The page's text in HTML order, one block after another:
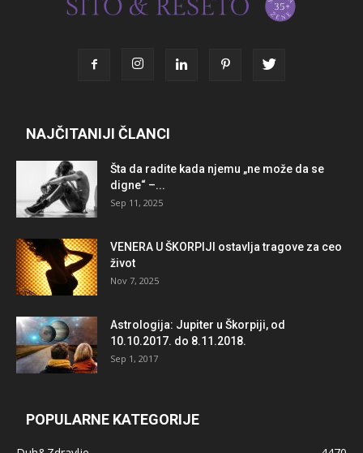
NAJČITANIJI ČLANCI
Šta da radite kada njemu „ne može da se
digne“ –...
Sep 11, 2025
VENERA U ŠKORPIJI ostavlja tragove za ceo
život
Nov 7, 2025
Astrologija: Jupiter u Škorpiji, od
10.10.2017. do 8.11.2018.
Sep 1, 2017
POPULARNE KATEGORIJE